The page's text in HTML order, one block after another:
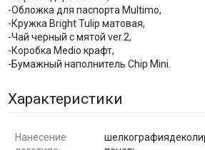
-Обложка для паспорта Multimo,
-Кружка Bright Tulip матовая,
-Чай черный с мятой ver.2,
-Коробка Medio крафт,
-Бумажный наполнитель Chip Mini.
Характеристики
Нанесение